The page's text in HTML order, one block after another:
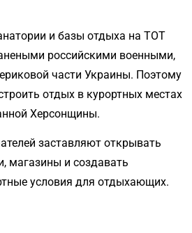
и базы отдыха на ТОТ
российскими военными,
части Украины. Поэтому
отдых в курортных местах
Херсонщины.
заставляют открывать
магазины и создавать
условия для отдыхающих.